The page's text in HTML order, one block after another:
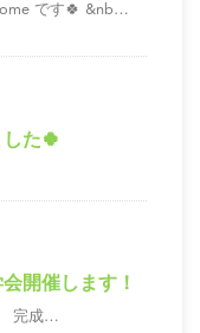
です🍀 &nb…
た🍀
開催します！
完成…